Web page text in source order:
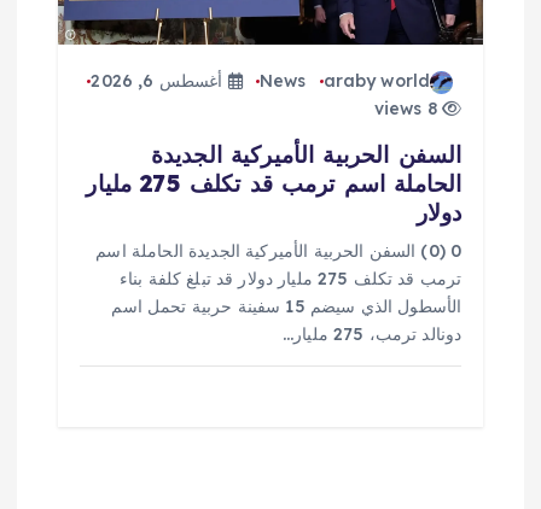
araby world
News
أغسطس 6, 2026
8 views
السفن الحربية الأميركية الجديدة
الحاملة اسم ترمب قد تكلف 275 مليار
دولار
0 (0) السفن الحربية الأميركية الجديدة الحاملة اسم
ترمب قد تكلف 275 مليار دولار قد تبلغ كلفة بناء
الأسطول الذي سيضم 15 سفينة حربية تحمل اسم
دونالد ترمب، 275 مليار…